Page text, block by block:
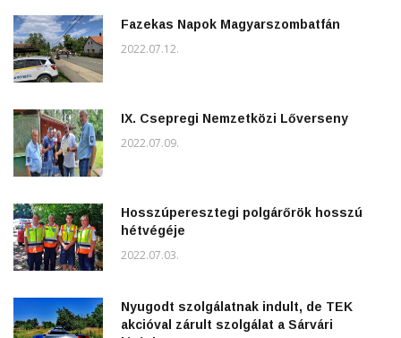
Fazekas Napok Magyarszombatfán
2022.07.12.
IX. Csepregi Nemzetközi Lőverseny
2022.07.09.
Hosszúperesztegi polgárőrök hosszú
hétvégéje
2022.07.03.
Nyugodt szolgálatnak indult, de TEK
akcióval zárult szolgálat a Sárvári